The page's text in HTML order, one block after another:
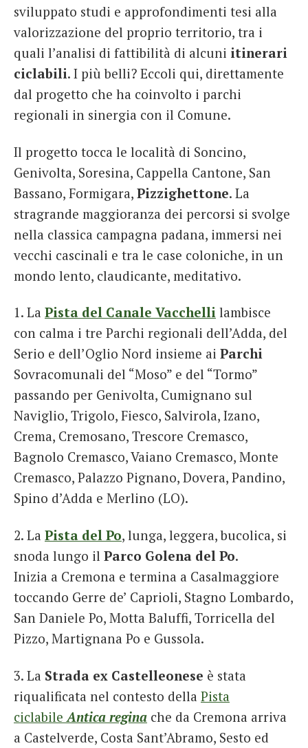
sviluppato studi e approfondimenti tesi alla
valorizzazione del proprio territorio, tra i
quali l’analisi di fattibilità di alcuni itinerari
ciclabili. I più belli? Eccoli qui, direttamente
dal progetto che ha coinvolto i parchi
regionali in sinergia con il Comune.
Il progetto tocca le località di Soncino,
Genivolta, Soresina, Cappella Cantone, San
Bassano, Formigara, Pizzighettone. La
stragrande maggioranza dei percorsi si svolge
nella classica campagna padana, immersi nei
vecchi cascinali e tra le case coloniche, in un
mondo lento, claudicante, meditativo.
1. La Pista del Canale Vacchelli lambisce
con calma i tre Parchi regionali dell’Adda, del
Serio e dell’Oglio Nord insieme ai Parchi
Sovracomunali del “Moso” e del “Tormo”
passando per Genivolta, Cumignano sul
Naviglio, Trigolo, Fiesco, Salvirola, Izano,
Crema, Cremosano, Trescore Cremasco,
Bagnolo Cremasco, Vaiano Cremasco, Monte
Cremasco, Palazzo Pignano, Dovera, Pandino,
Spino d’Adda e Merlino (LO).
2. La Pista del Po, lunga, leggera, bucolica, si
snoda lungo il Parco Golena del Po.
Inizia a Cremona e termina a Casalmaggiore
toccando Gerre de’ Caprioli, Stagno Lombardo,
San Daniele Po, Motta Baluffi, Torricella del
Pizzo, Martignana Po e Gussola.
3. La Strada ex Castelleonese è stata
riqualificata nel contesto della Pista
ciclabile Antica regina che da Cremona arriva
a Castelverde, Costa Sant’Abramo, Sesto ed